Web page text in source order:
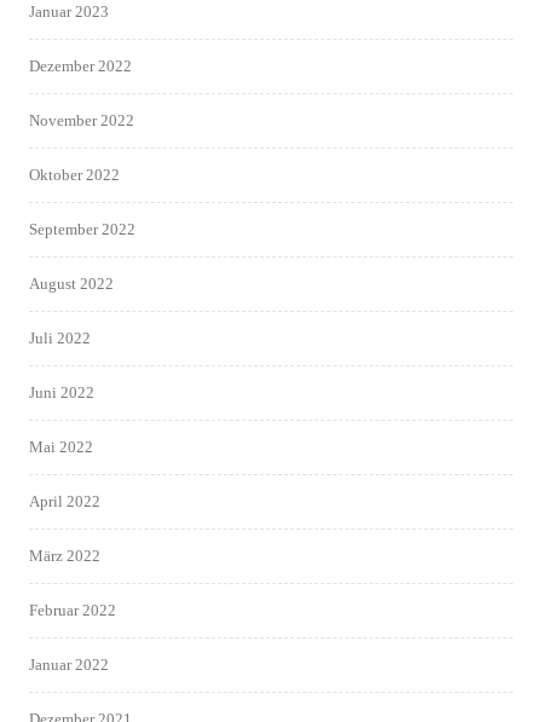
Januar 2023
Dezember 2022
November 2022
Oktober 2022
September 2022
August 2022
Juli 2022
Juni 2022
Mai 2022
April 2022
März 2022
Februar 2022
Januar 2022